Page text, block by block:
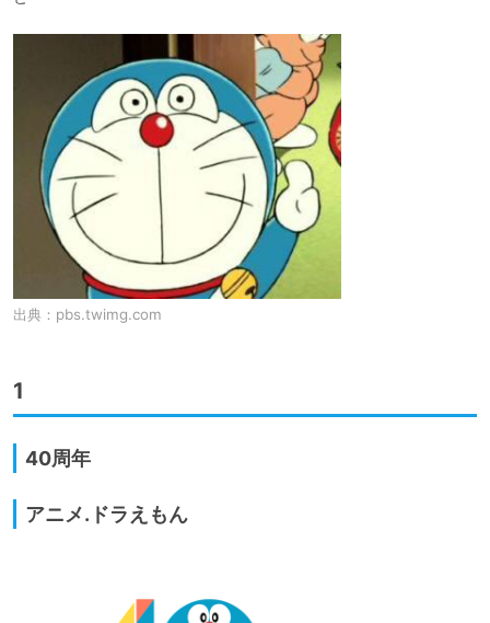
出典： pbs.twimg.com
1
40周年
アニメ.ドラえもん